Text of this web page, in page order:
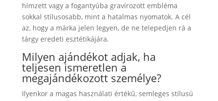
hímzett vagy a fogantyúba gravírozott embléma
sokkal stílusosabb, mint a hatalmas nyomatok. A cél
az, hogy a márka jelen legyen, de ne telepedjen rá a
tárgy eredeti esztétikájára.
Milyen ajándékot adjak, ha
teljesen ismeretlen a
megajándékozott személye?
Ilyenkor a magas használati értékű, semleges stílusú